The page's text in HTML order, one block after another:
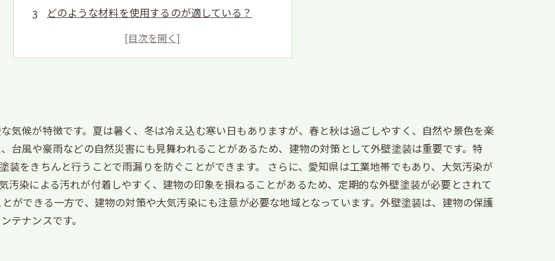
どのような材料を使用するのが適している？
防水工事で注意すべきポイントは？
気候が特徴です。夏は暑く、冬は冷え込む寒い日もありますが、春と秋は過ごしやすく、自然や景色を楽
台風や豪雨などの自然災害にも見舞われることがあるため、建物の対策として外壁塗装は重要です。特
装をきちんと行うことで雨漏りを防ぐことができます。 さらに、愛知県は工業地帯でもあり、大気汚染が
汚染による汚れが付着しやすく、建物の印象を損ねることがあるため、定期的な外壁塗装が必要とされて
ができる一方で、建物の対策や大気汚染にも注意が必要な地域となっています。外壁塗装は、建物の保護
テナンスです。